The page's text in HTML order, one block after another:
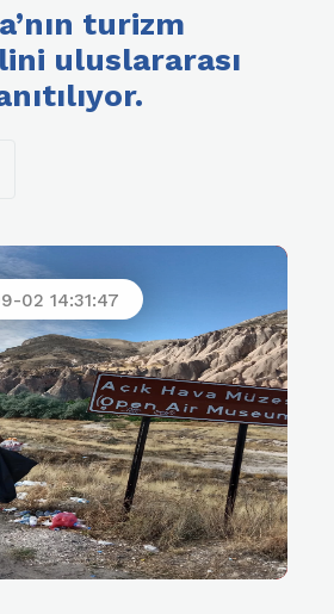
turizm
uluslararası
02 14:31:47